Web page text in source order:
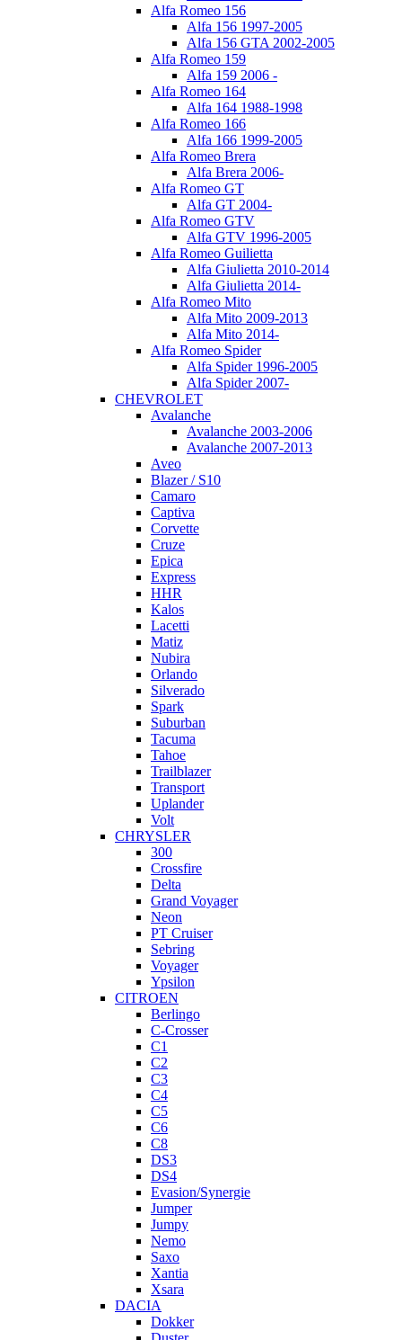
Alfa Romeo 156
Alfa 156 1997-2005
Alfa 156 GTA 2002-2005
Alfa Romeo 159
Alfa 159 2006 -
Alfa Romeo 164
Alfa 164 1988-1998
Alfa Romeo 166
Alfa 166 1999-2005
Alfa Romeo Brera
Alfa Brera 2006-
Alfa Romeo GT
Alfa GT 2004-
Alfa Romeo GTV
Alfa GTV 1996-2005
Alfa Romeo Guilietta
Alfa Giulietta 2010-2014
Alfa Giulietta 2014-
Alfa Romeo Mito
Alfa Mito 2009-2013
Alfa Mito 2014-
Alfa Romeo Spider
Alfa Spider 1996-2005
Alfa Spider 2007-
CHEVROLET
Avalanche
Avalanche 2003-2006
Avalanche 2007-2013
Aveo
Blazer / S10
Camaro
Captiva
Corvette
Cruze
Epica
Express
HHR
Kalos
Lacetti
Matiz
Nubira
Orlando
Silverado
Spark
Suburban
Tacuma
Tahoe
Trailblazer
Transport
Uplander
Volt
CHRYSLER
300
Crossfire
Delta
Grand Voyager
Neon
PT Cruiser
Sebring
Voyager
Ypsilon
CITROEN
Berlingo
C-Crosser
C1
C2
C3
C4
C5
C6
C8
DS3
DS4
Evasion/Synergie
Jumper
Jumpy
Nemo
Saxo
Xantia
Xsara
DACIA
Dokker